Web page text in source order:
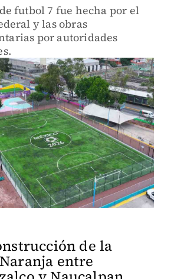
futbol 7 fue hecha por el
y las obras
por autoridades
de la
entre